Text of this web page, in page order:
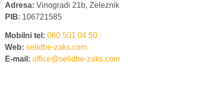
Adresa: Vinogradi 21b, Zeleznik
PIB: 106721585
Mobilni tel: 060 501 04 50
Web: selidbe-zaks.com
E-mail: office@selidbe-zaks.com